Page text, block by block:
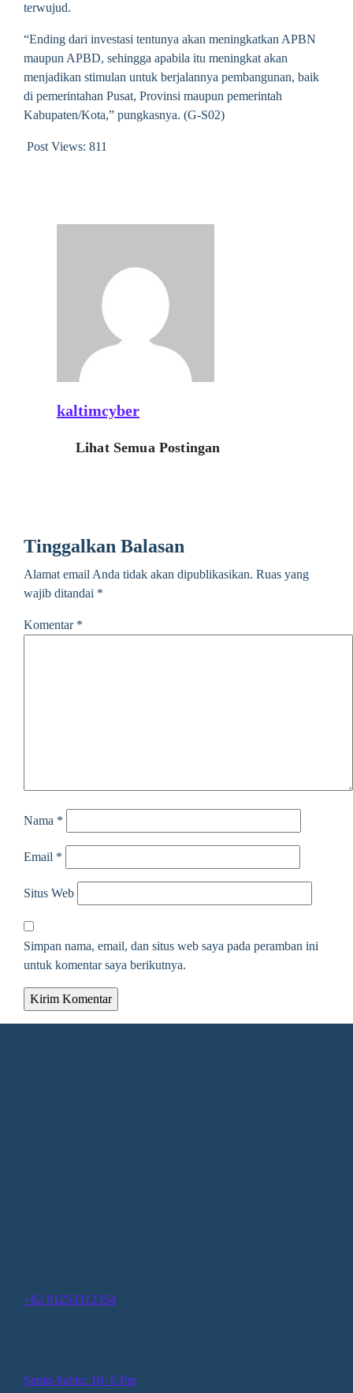
terwujud.
“Ending dari investasi tentunya akan meningkatkan APBN
maupun APBD, sehingga apabila itu meningkat akan
menjadikan stimulan untuk berjalannya pembangunan, baik
di pemerintahan Pusat, Provinsi maupun pemerintah
Kabupaten/Kota,” pungkasnya. (G-S02)
Post Views: 811
kaltimcyber
Lihat Semua Postingan
Tinggalkan Balasan
Alamat email Anda tidak akan dipublikasikan. Ruas yang
wajib ditandai *
Komentar *
Nama *
Email *
Situs Web
Simpan nama, email, dan situs web saya pada peramban ini
untuk komentar saya berikutnya.
+62 81253312354
Senin-Sabtu: 10- 6 Pm